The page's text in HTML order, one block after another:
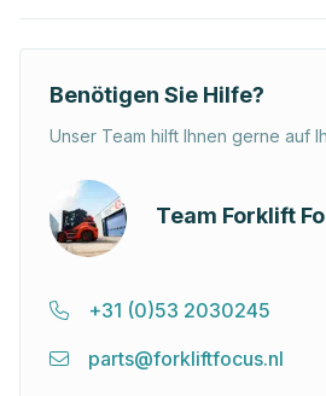
Benötigen Sie Hilfe?
Unser Team hilft Ihnen gerne auf
Team Forklift
+31 (0)53 2030245
parts@forkliftfocus.nl